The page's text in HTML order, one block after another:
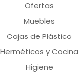
Ofertas
Muebles
Cajas de Plástico
Herméticos y Cocina
Higiene